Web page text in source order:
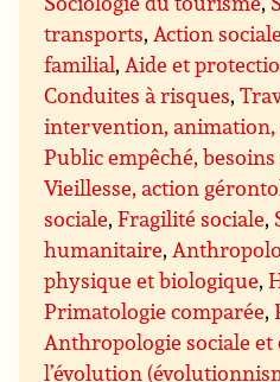
transports, Action
familial, Aide et
Conduites à risques,
intervention, animation,
Public empêché,
Vieillesse, action
sociale,Fragilité sociale,
humanitaire,
physique et biologique,
Primatologie comparée,
Anthropologie sociale
l’évolution